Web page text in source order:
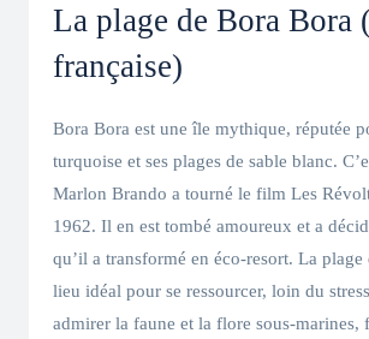
La plage de Bora Bora
française)
Bora Bora est une île mythique, réputée
turquoise et ses plages de sable blanc.
Marlon Brando a tourné le film Les
1962. Il en est tombé amoureux et a
qu’il a transformé en éco-resort. La
lieu idéal pour se ressourcer, loin du
admirer la faune et la flore sous-marines,